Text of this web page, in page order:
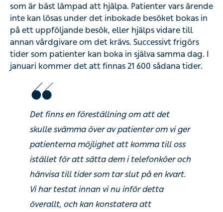
som är bäst lämpad att hjälpa. Patienter vars ärende
inte kan lösas under det inbokade besöket bokas in
på ett uppföljande besök, eller hjälps vidare till
annan vårdgivare om det krävs. Successivt frigörs
tider som patienter kan boka in själva samma dag. I
januari kommer det att finnas 21 600 sådana tider.
Det finns en föreställning om att det
skulle svämma över av patienter om vi ger
patienterna möjlighet att komma till oss
istället för att sätta dem i telefonköer och
hänvisa till tider som tar slut på en kvart.
Vi har testat innan vi nu inför detta
överallt, och kan konstatera att